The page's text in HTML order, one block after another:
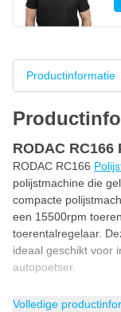
Productinformatie
RODAC
RODAC RC166
polijstmachine die
compacte
een 15500rpm
toerentalregelaar.
ideaal geschikt voor
autopoetser.
Mini
Volledige